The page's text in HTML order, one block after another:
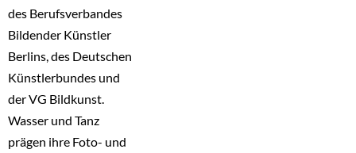
des Berufsverbandes
Bildender Künstler
Berlins, des Deutschen
Künstlerbundes und
der VG Bildkunst.
Wasser und Tanz
prägen ihre Foto- und